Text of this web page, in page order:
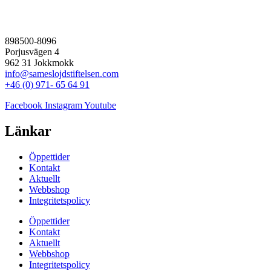
898500-8096
Porjusvägen 4
962 31 Jokkmokk
info@sameslojdstiftelsen.com
+46 (0) 971- 65 64 91
Facebook InstagramYoutube
Länkar
Öppettider
Kontakt
Aktuellt
Webbshop
Integritetspolicy
Öppettider
Kontakt
Aktuellt
Webbshop
Integritetspolicy